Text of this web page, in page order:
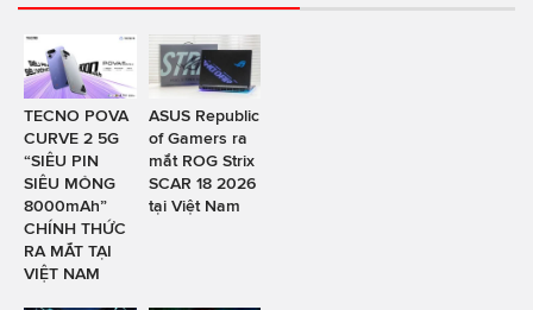
TECNO POVA
CURVE 2 5G
“SIÊU PIN
SIÊU MỎNG
8000mAh”
CHÍNH THỨC
RA MẮT TẠI
VIỆT NAM
ASUS Republic
of Gamers ra
mắt ROG Strix
SCAR 18 2026
tại Việt Nam